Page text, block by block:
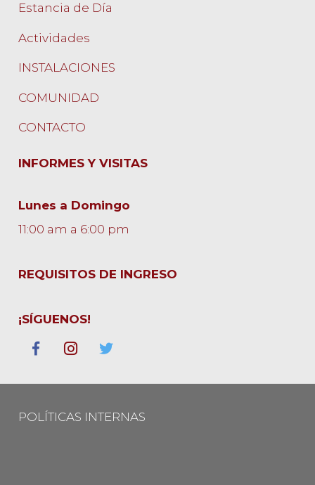
Estancia de Día
Actividades
INSTALACIONES
COMUNIDAD
CONTACTO
INFORMES Y VISITAS
Lunes a Domingo
11:00 am a 6:00 pm
REQUISITOS DE INGRESO
¡SÍGUENOS!
POLÍTICAS INTERNAS